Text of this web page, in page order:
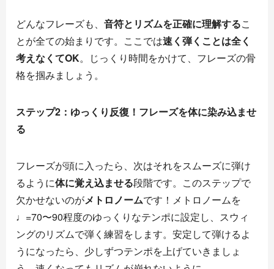
どんなフレーズも、 音符とリズムを正確に理解するこ
とが全ての始まりです。ここでは速く弾くことは全く
考えなくてOK。じっくり時間をかけて、フレーズの骨
格を掴みましょう。
ステップ2：ゆっくり反復！フレーズを体に染み込ませ
る
フレーズが頭に入ったら、次はそれをスムーズに弾け
るように体に覚え込ませる段階です。このステップで
欠かせないのがメトロノームです！メトロノームを
♩=70〜90程度のゆっくりなテンポに設定し、スウィ
ングのリズムで弾く練習をします。安定して弾けるよ
うになったら、少しずつテンポを上げていきましょ